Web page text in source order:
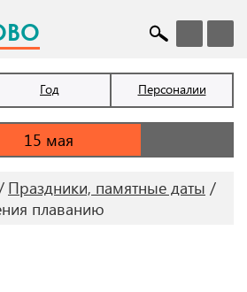
Год Персоналии
Праздники, памятные даты
плаванию